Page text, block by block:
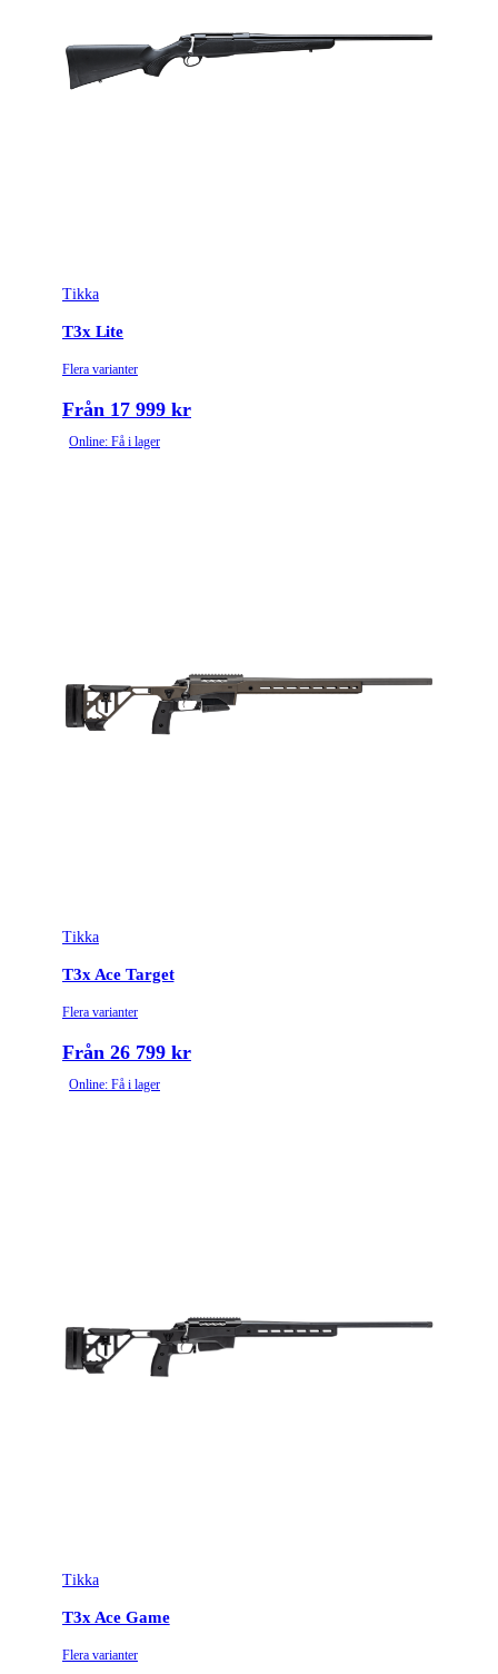
Tikka
T3x Lite
Flera varianter
Från 17 999 kr
Online: Få i lager
Tikka
T3x Ace Target
Flera varianter
Från 26 799 kr
Online: Få i lager
Tikka
T3x Ace Game
Flera varianter